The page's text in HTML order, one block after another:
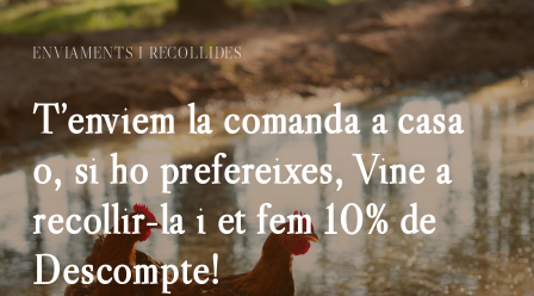
ENVIAMENTS I RECOLLIDES
T’enviem la comanda a casa
o, si ho prefereixes, Vine a
recollir-la i et fem 10% de
Descompte!